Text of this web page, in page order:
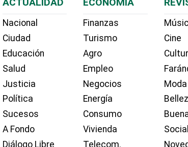
Nacional
Ciudad
Educación
Salud
Justicia
Política
Sucesos
A Fondo
Diálogo Libre
Finanzas
Turismo
Agro
Empleo
Negocios
Energía
Consumo
Vivienda
Telecom.
Cine
Moda